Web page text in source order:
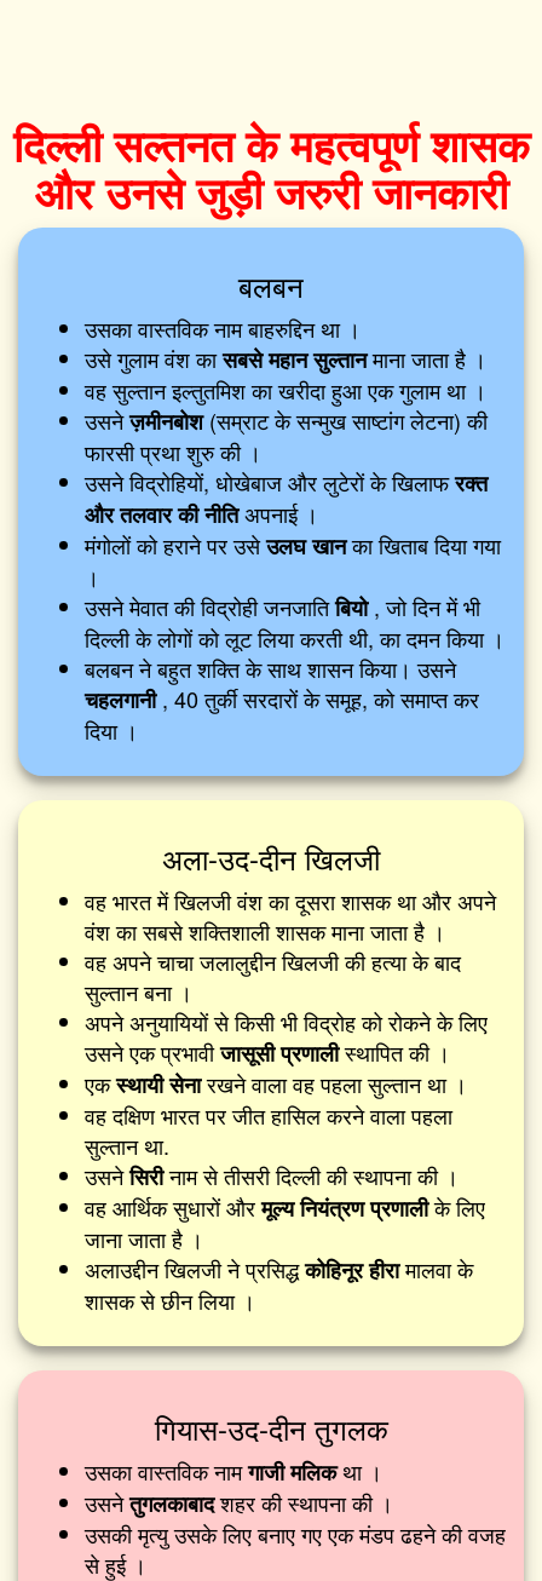
दिल्ली सल्तनत के महत्वपूर्ण शासक
और उनसे जुड़ी जरुरी जानकारी
बलबन
उसका वास्तविक नाम बाहरुद्दिन था ।
उसे गुलाम वंश कासबसे महान सुल्तानमाना जाता है ।
वह सुल्तान इल्तुतमिश का खरीदा हुआ एक गुलाम था ।
उसनेज़मीनबोश(सम्राट के सन्मुख साष्टांग लेटना) की
फारसी प्रथा शुरु की ।
उसने विद्रोहियों, धोखेबाज और लुटेरों के खिलाफरक्त
और तलवार की नीतिअपनाई ।
मंगोलों को हराने पर उसेउलघ खानका खिताब दिया गया
।
उसने मेवात की विद्रोही जनजातिबियो, जो दिन में भी
दिल्ली के लोगों को लूट लिया करती थी, का दमन किया ।
बलबन ने बहुत शक्ति के साथ शासन किया। उसने
चहलगानी, 40 तुर्की सरदारों के समूह, को समाप्त कर
दिया ।
अला-उद-दीन खिलजी
वह भारत में खिलजी वंश का दूसरा शासक था और अपने
वंश का सबसे शक्तिशाली शासक माना जाता है ।
वह अपने चाचा जलालुद्दीन खिलजी की हत्या के बाद
सुल्तान बना ।
अपने अनुयायियों से किसी भी विद्रोह को रोकने के लिए
उसने एक प्रभावीजासूसी प्रणालीस्थापित की ।
एकस्थायी सेनारखने वाला वह पहला सुल्तान था ।
वह दक्षिण भारत पर जीत हासिल करने वाला पहला
सुल्तान था.
उसनेसिरीनाम से तीसरी दिल्ली की स्थापना की ।
वह आर्थिक सुधारों औरमूल्य नियंत्रण प्रणालीके लिए
जाना जाता है ।
अलाउद्दीन खिलजी ने प्रसिद्धकोहिनूर हीरामालवा के
शासक से छीन लिया ।
गियास-उद-दीन तुगलक
उसका वास्तविक नामगाजी मलिकथा ।
उसनेतुगलकाबादशहर की स्थापना की ।
उसकी मृत्यु उसके लिए बनाए गए एक मंडप ढहने की वजह
से हुई ।